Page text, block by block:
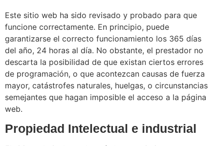
Este sitio web ha sido revisado y probado para que
funcione correctamente. En principio, puede
garantizarse el correcto funcionamiento los 365 días
del año, 24 horas al día. No obstante, el prestador no
descarta la posibilidad de que existan ciertos errores
de programación, o que acontezcan causas de fuerza
mayor, catástrofes naturales, huelgas, o circunstancias
semejantes que hagan imposible el acceso a la página
web.
Propiedad Intelectual e industrial